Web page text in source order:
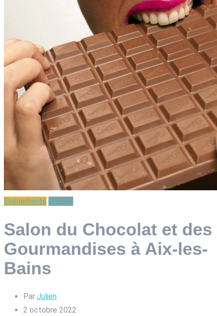
Evénements Sorties
Salon du Chocolat et des
Gourmandises à Aix-les-
Bains
Par Julien
2 octobre 2022